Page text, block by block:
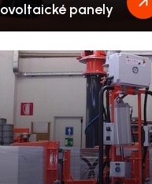
panely